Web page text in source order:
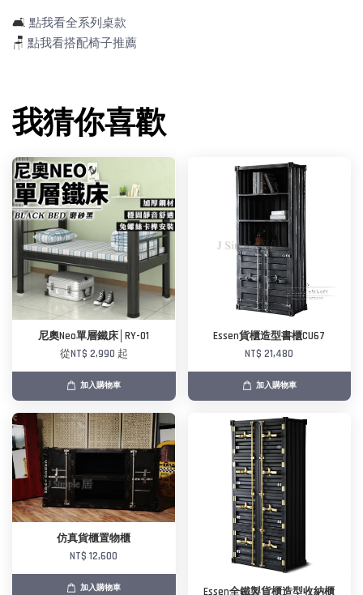
🛋️ 點我看全系列桌款
🪑 點我看搭配椅子推薦
我猜你喜歡
尼奧Neo單層鐵床│RY-01
從NT$ 2,990 起
加入購物車
Essen貨櫃造型書櫃CU67
NT$ 21,480
加入購物車
仿真貨櫃置物櫃
NT$ 12,600
加入購物車
Essen全鐵製貨櫃造型收納櫃